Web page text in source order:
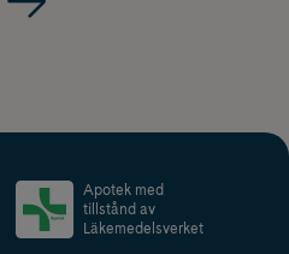
Apotek med
tillstånd av
Läkemedelsverket